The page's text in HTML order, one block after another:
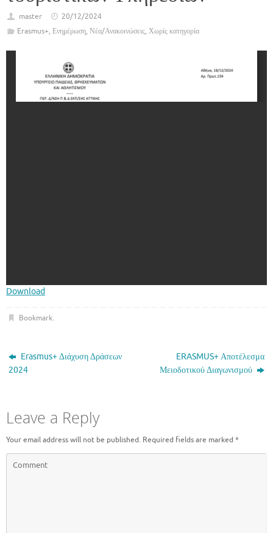
master
20/12/2024
Erasmus+, Ενημέρωση, Νέα/Ανακοινώσεις, Χωρίς κατηγορία
Download
Bookmark.
Erasmus+ Διάχυση Δράσεων
2024
ERASMUS+ Αποτέλεσμα
Μειοδοτικού Διαγωνισμού
Leave a Reply
Your email address will not be published. Required fields are marked *